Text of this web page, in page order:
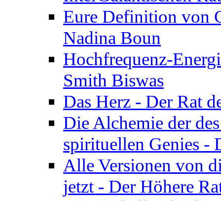
Eure Definition von
Nadina Boun
Hochfrequenz-
Smith Biswas
Das Herz - Der Rat
Die Alchemie der
spirituellen Genies -
Alle Versionen von
jetzt - Der Höhere